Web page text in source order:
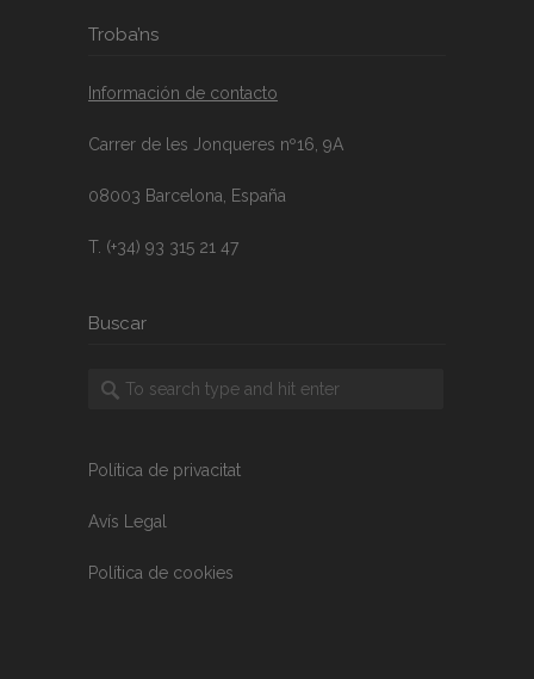
Troba’ns
Información de contacto
Carrer de les Jonqueres nº16, 9A
08003 Barcelona, España
T. (+34) 93 315 21 47
Buscar
Política de privacitat
Avís Legal
Política de cookies